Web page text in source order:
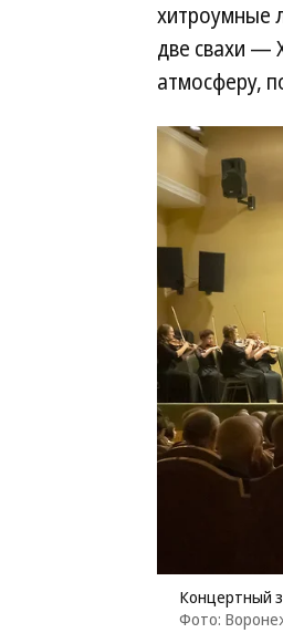
хитроумные
две свахи —
атмосферу,
Концертный
Фото: